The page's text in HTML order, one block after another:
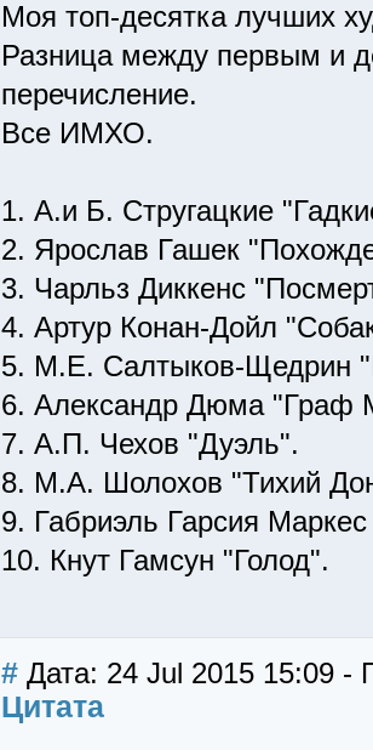
Моя топ-десятка лучших
Разница между первым и
перечисление.
Все ИМХО.
1. А.и Б. Стругацкие
2. Ярослав Гашек
3. Чарльз Диккенс
4. Артур Конан-Дойл
5. М.Е. Салтыков-Щедрин
6. Александр Дюма "Граф
7. А.П. Чехов "Дуэль".
8. М.А. Шолохов "Тихий
9. Габриэль Гарсия
10. Кнут Гамсун "Голод".
# Дата: 24 Jul 2015 15:09 -
Цитата